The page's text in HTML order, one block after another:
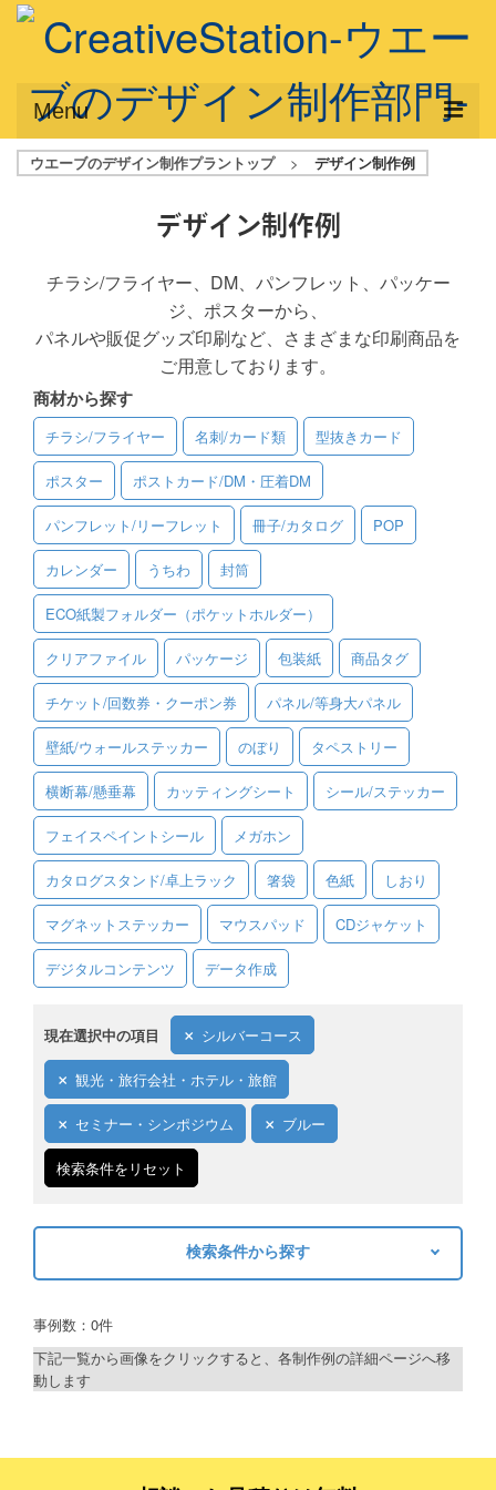
Menu
サービス概要
デザインプラン
フルデザイン
データ修正
写真からイラスト作成
デザイン制作例
ご利用料金
ご利用ガイド
ご利用の流れ
ご注文方法について
キャンセルについて
FAQ（よくあるご質問）
資料をダウンロード
ご利用規約
お見積り・お問合せ
ウエーブのデザイン制作プラントップ > デザイン制作例
デザイン制作例
チラシ/フライヤー、DM、パンフレット、パッケー
ジ、ポスターから、
パネルや販促グッズ印刷など、さまざまな印刷商品を
ご用意しております。
商材から探す
チラシ/フライヤー 名刺/カード類 型抜きカード
ポスター ポストカード/DM・圧着DM
パンフレット/リーフレット 冊子/カタログ POP
カレンダー うちわ 封筒
ECO紙製フォルダー（ポケットホルダー）
クリアファイル パッケージ 包装紙 商品タグ
チケット/回数券・クーポン券 パネル/等身大パネル
壁紙/ウォールステッカー のぼり タペストリー
横断幕/懸垂幕 カッティングシート シール/ステッカー
フェイスペイントシール メガホン
カタログスタンド/卓上ラック 箸袋 色紙 しおり
マグネットステッカー マウスパッド CDジャケット
デジタルコンテンツ データ作成
現在選択中の項目 シルバーコース
観光・旅行会社・ホテル・旅館
セミナー・シンポジウム ブルー
検索条件をリセット
検索条件から探す
制作プランで探す
事例数：0件
下記一覧から画像をクリックすると、各制作例の詳細ページへ移
動します